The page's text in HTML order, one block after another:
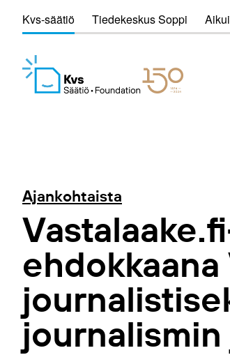
Kvs-säätiö Tiedekeskus Soppi
Ajankohtaista
journalismin